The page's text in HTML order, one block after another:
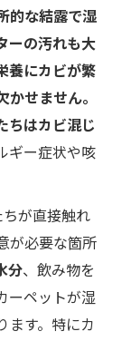
的な結露で湿
ーの汚れも大
養にカビが繁
せません​。
ちはカビ混じ
ギー症状や咳
が直接触れ
が必要な箇所
分、飲み物を
ーペットが湿
ます。特にカ